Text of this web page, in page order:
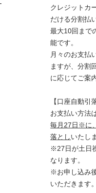
クレジットカ
だける分割払
最大10回まで
能です。
月々のお支払
ますが、分割
に応じてご案
【口座自動引
お支払い方法
毎月27日※に
落としいたし
※27日が土日
なります。
※お申し込み
いただきます。